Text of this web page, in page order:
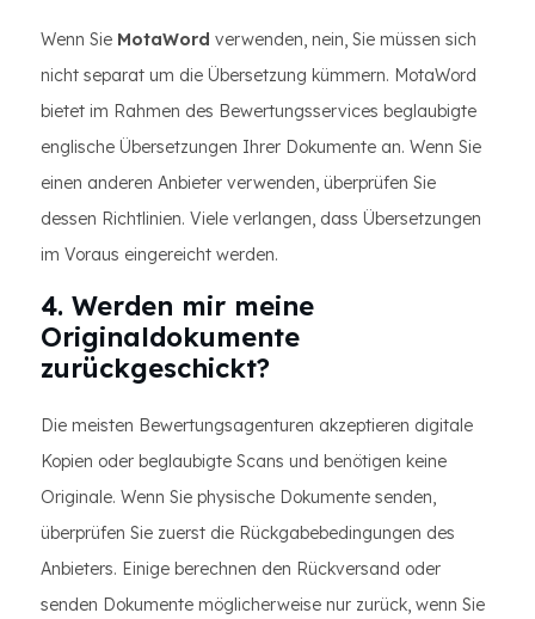
Wenn Sie MotaWord verwenden, nein, Sie müssen sich
nicht separat um die Übersetzung kümmern. MotaWord
bietet im Rahmen des Bewertungsservices beglaubigte
englische Übersetzungen Ihrer Dokumente an. Wenn Sie
einen anderen Anbieter verwenden, überprüfen Sie
dessen Richtlinien. Viele verlangen, dass Übersetzungen
im Voraus eingereicht werden.
4. Werden mir meine
Originaldokumente
zurückgeschickt?
Die meisten Bewertungsagenturen akzeptieren digitale
Kopien oder beglaubigte Scans und benötigen keine
Originale. Wenn Sie physische Dokumente senden,
überprüfen Sie zuerst die Rückgabebedingungen des
Anbieters. Einige berechnen den Rückversand oder
senden Dokumente möglicherweise nur zurück, wenn Sie